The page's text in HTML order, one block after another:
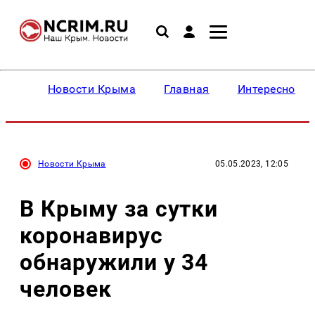
Новости Крыма Главная Интересное
Новости Крыма 05.05.2023, 12:05
В Крыму за сутки
коронавирус
обнаружили у 34
человек